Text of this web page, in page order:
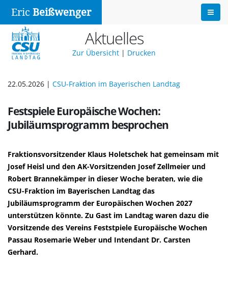
Eric Beißwenger
Aktuelles
Zur Übersicht | Drucken
22.05.2026 | CSU-Fraktion im Bayerischen Landtag
Festspiele Europäische Wochen:
Jubiläumsprogramm besprochen
Fraktionsvorsitzender Klaus Holetschek hat gemeinsam mit
Josef Heisl und den AK-Vorsitzenden Josef Zellmeier und
Robert Brannekämper in dieser Woche beraten, wie die
CSU-Fraktion im Bayerischen Landtag das
Jubiläumsprogramm der Europäischen Wochen 2027
unterstützen könnte. Zu Gast im Landtag waren dazu die
Vorsitzende des Vereins Feststpiele Europäische Wochen
Passau Rosemarie Weber und Intendant Dr. Carsten
Gerhard.